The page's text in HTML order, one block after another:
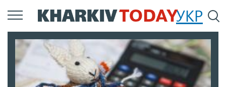
Перейти
к
содержанию
УКР